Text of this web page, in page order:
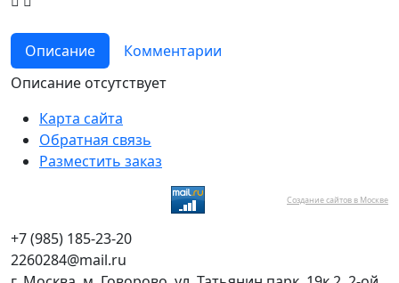
Описание
Комментарии
Описание отсутствует
Карта сайта
Обратная связь
Разместить заказ
Создание сайтов в Москве
+7 (985) 185-23-20
2260284@mail.ru